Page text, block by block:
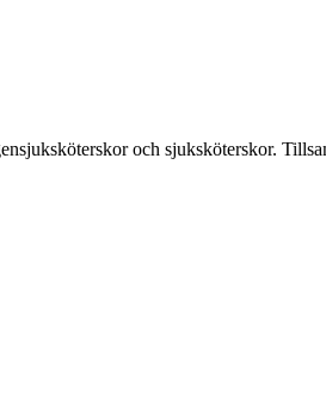
och sjuksköterskor.